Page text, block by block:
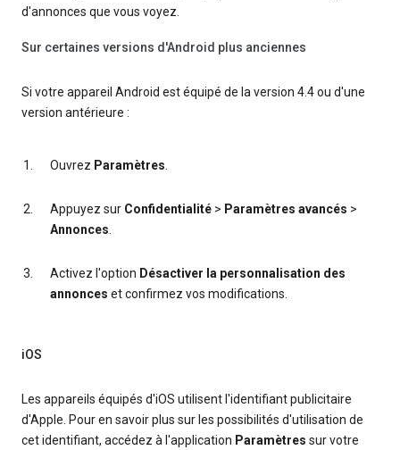
d'annonces que vous voyez.
Sur certaines versions d'Android plus anciennes
Si votre appareil Android est équipé de la version 4.4 ou d'une
version antérieure :
Ouvrez Paramètres.
Appuyez sur Confidentialité > Paramètres avancés >
Annonces.
Activez l'option Désactiver la personnalisation des
annonces et confirmez vos modifications.
iOS
Les appareils équipés d'iOS utilisent l'identifiant publicitaire
d'Apple. Pour en savoir plus sur les possibilités d'utilisation de
cet identifiant, accédez à l'application Paramètres sur votre